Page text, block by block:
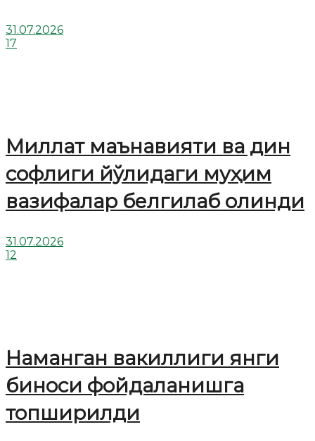
31.07.2026
17
Миллат маънавияти ва дин
софлиги йўлидаги муҳим
вазифалар белгилаб олинди
31.07.2026
12
Наманган вакиллиги янги
биноси фойдаланишга
топширилди